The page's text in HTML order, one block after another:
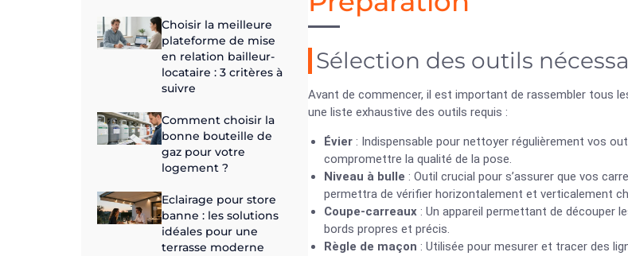
Choisir la meilleure
plateforme de mise
en relation bailleur-
locataire : 3 critères à
suivre
Comment choisir la
bonne bouteille de
gaz pour votre
logement ?
Eclairage pour store
banne : les solutions
idéales pour une
terrasse moderne
Sélection des outils
Avant de commencer, il est important de rassembler tous
une liste exhaustive des outils requis :
Évier : Indispensable pour nettoyer régulièrement vos
compromettre la qualité de la pose.
Niveau à bulle : Outil crucial pour s’assurer que vos
permettra de vérifier horizontalement et verticalement
Coupe-carreaux : Un appareil permettant de découper
bords propres et précis.
Règle de maçon : Utilisée pour mesurer et tracer des